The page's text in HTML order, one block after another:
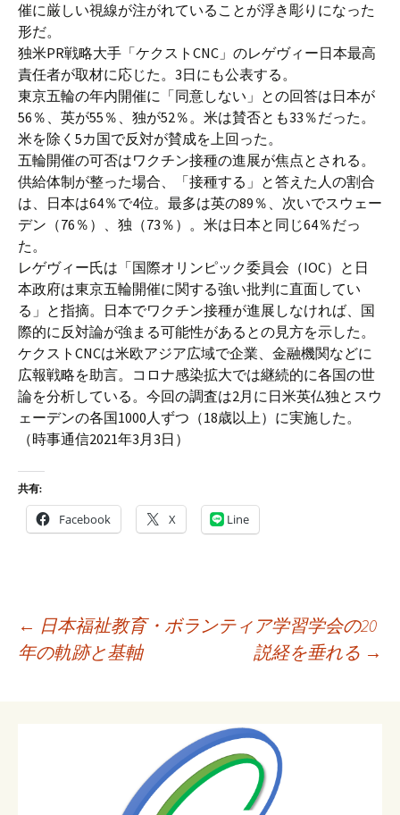
催に厳しい視線が注がれていることが浮き彫りになった
形だ。
独米PR戦略大手「ケクストCNC」のレゲヴィー日本最高
責任者が取材に応じた。3日にも公表する。
東京五輪の年内開催に「同意しない」との回答は日本が
56％、英が55％、独が52％。米は賛否とも33％だった。
米を除く5カ国で反対が賛成を上回った。
五輪開催の可否はワクチン接種の進展が焦点とされる。
供給体制が整った場合、「接種する」と答えた人の割合
は、日本は64％で4位。最多は英の89％、次いでスウェー
デン（76％）、独（73％）。米は日本と同じ64％だっ
た。
レゲヴィー氏は「国際オリンピック委員会（IOC）と日
本政府は東京五輪開催に関する強い批判に直面してい
る」と指摘。日本でワクチン接種が進展しなければ、国
際的に反対論が強まる可能性があるとの見方を示した。
ケクストCNCは米欧アジア広域で企業、金融機関などに
広報戦略を助言。コロナ感染拡大では継続的に各国の世
論を分析している。今回の調査は2月に日米英仏独とスウ
ェーデンの各国1000人ずつ（18歳以上）に実施した。
（時事通信2021年3月3日）
共有:
Facebook X Line
← 日本福祉教育・ボランティア学習学会の20
年の軌跡と基軸
説経を垂れる →